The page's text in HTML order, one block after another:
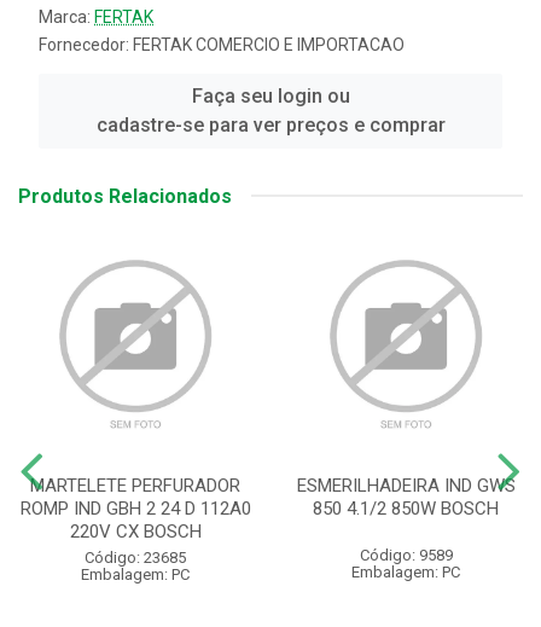
Marca: FERTAK
Fornecedor: FERTAK COMERCIO E IMPORTACAO
Faça seu login ou
cadastre-se para ver preços e comprar
Produtos Relacionados
MARTELETE PERFURADOR
ROMP IND GBH 2 24 D 112A0
220V CX BOSCH
Código: 23685
Embalagem: PC
ESMERILHADEIRA IND GWS
850 4.1/2 850W BOSCH
Código: 9589
Embalagem: PC